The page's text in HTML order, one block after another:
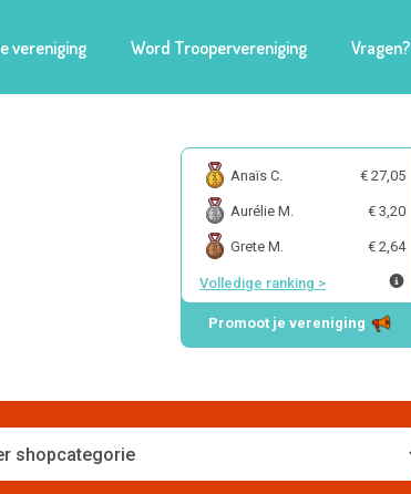
vereniging Word Troopervereniging Vragen?
Anaïs C. € 27,05
Aurélie M. € 3,20
Grete M. € 2,64
Volledige ranking >
Promoot je vereniging